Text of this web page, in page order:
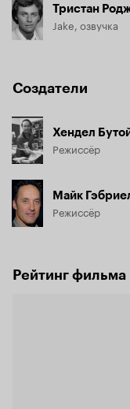
Тристан
Jake, озвучка
Создатели
Хендел
Режиссёр
Майк
Режиссёр
Рейтинг фильма